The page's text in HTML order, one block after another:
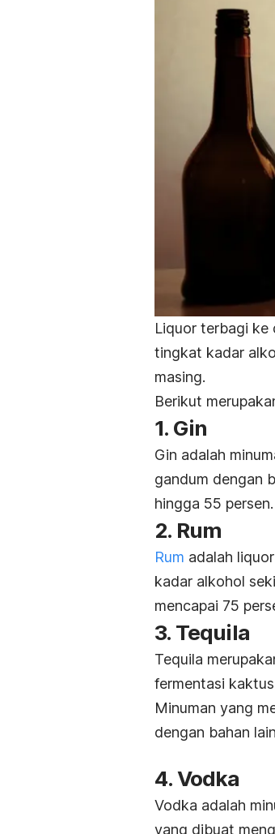
Liquor terbagi ke
tingkat kadar
masing.
Berikut
1. Gin
Gin adalah
gandum dengan
hingga 55 persen.
2. Rum
Rum adalah
kadar alkohol
mencapai 75
3. Tequila
Tequila
fermentasi
Minuman yang
dengan bahan
4. Vodka
Vodka adalah
yang dibuat